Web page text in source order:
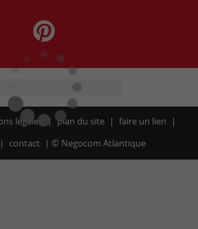
légales plan du site
faire un lien
contact © Negocom Atlantique